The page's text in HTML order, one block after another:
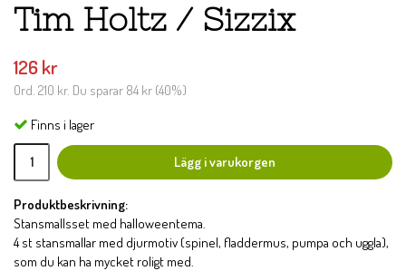
Tim Holtz / Sizzix
126 kr
Ord. 210 kr. Du sparar 84 kr (40%)
Finns i lager
Lägg i varukorgen
Produktbeskrivning:
Stansmallsset med halloweentema.
4 st stansmallar med djurmotiv (spinel, fladdermus, pumpa och uggla),
som du kan ha mycket roligt med.